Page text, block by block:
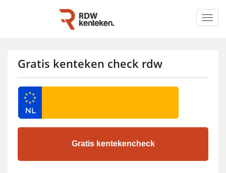
Gratis kenteken check rdw